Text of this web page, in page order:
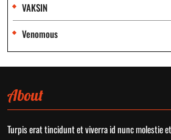
VAKSIN
Venomous
About
Turpis erat tincidunt et viverra id nunc molestie